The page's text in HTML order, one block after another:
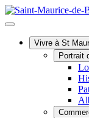
Vivre à St
Portrait